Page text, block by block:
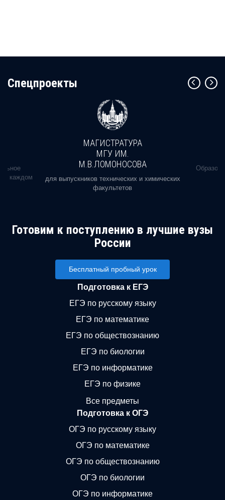
Cпецпроекты
в каждом
МАГИСТРАТУРА
МГУ ИМ.
М.В.ЛОМОНОСОВА
для выпускников технических и химических
факультетов
Готовим к поступлению в лучшие вузы
России
Бесплатный пробный урок
Подготовка к ЕГЭ
ЕГЭ по русскому языку
ЕГЭ по математике
ЕГЭ по обществознанию
ЕГЭ по биологии
ЕГЭ по информатике
ЕГЭ по физике
Все предметы
Подготовка к ОГЭ
ОГЭ по русскому языку
ОГЭ по математике
ОГЭ по обществознанию
ОГЭ по биологии
ОГЭ по информатике